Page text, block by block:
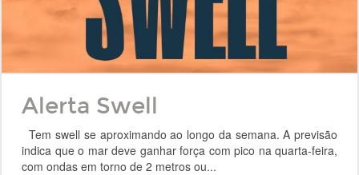
Alerta Swell
Tem swell se aproximando ao longo da semana. A previsão
indica que o mar deve ganhar força com pico na quarta-feira,
com ondas em torno de 2 metros ou...